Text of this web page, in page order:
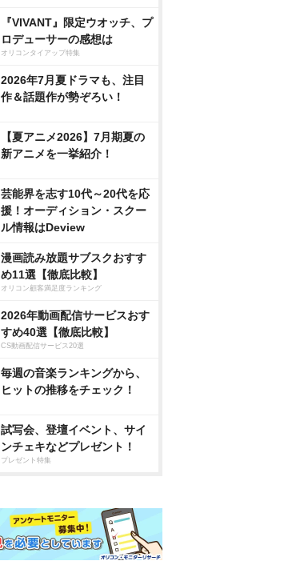
『VIVANT』限定ウオッチ、プ
ロデューサーの感想は
オリコンタイアップ特集
2026年7月夏ドラマも、注目
作＆話題作が勢ぞろい！
【夏アニメ2026】7月期夏の
新アニメを一挙紹介！
芸能界を志す10代～20代を応
援！オーディション・スクー
ル情報はDeview
漫画読み放題サブスクおすす
め11選【徹底比較】
オリコン顧客満足度ランキング
2026年動画配信サービスおす
すめ40選【徹底比較】
CS動画配信サービス20選
毎週の音楽ランキングから、
ヒットの推移をチェック！
試写会、登壇イベント、サイ
ンチェキなどプレゼント！
プレゼント特集